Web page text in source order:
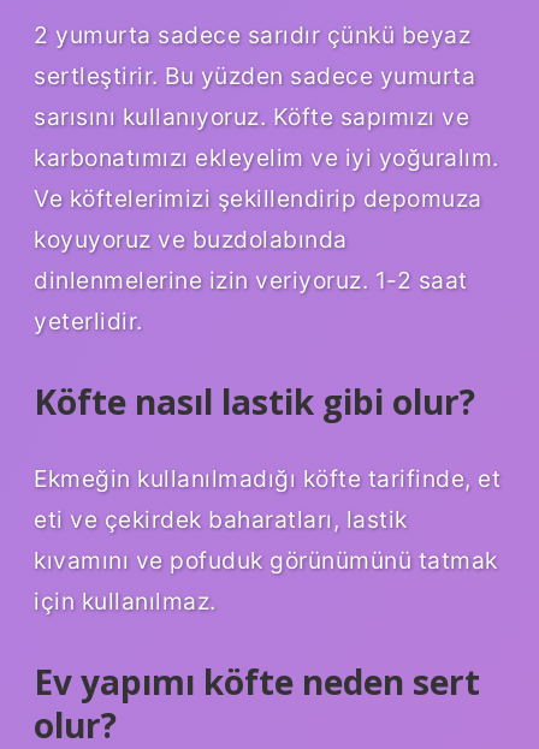
2 yumurta sadece sarıdır çünkü beyaz
sertleştirir. Bu yüzden sadece yumurta
sarısını kullanıyoruz. Köfte sapımızı ve
karbonatımızı ekleyelim ve iyi yoğuralım.
Ve köftelerimizi şekillendirip depomuza
koyuyoruz ve buzdolabında
dinlenmelerine izin veriyoruz. 1-2 saat
yeterlidir.
Köfte nasıl lastik gibi olur?
Ekmeğin kullanılmadığı köfte tarifinde, et
eti ve çekirdek baharatları, lastik
kıvamını ve pofuduk görünümünü tatmak
için kullanılmaz.
Ev yapımı köfte neden sert
olur?